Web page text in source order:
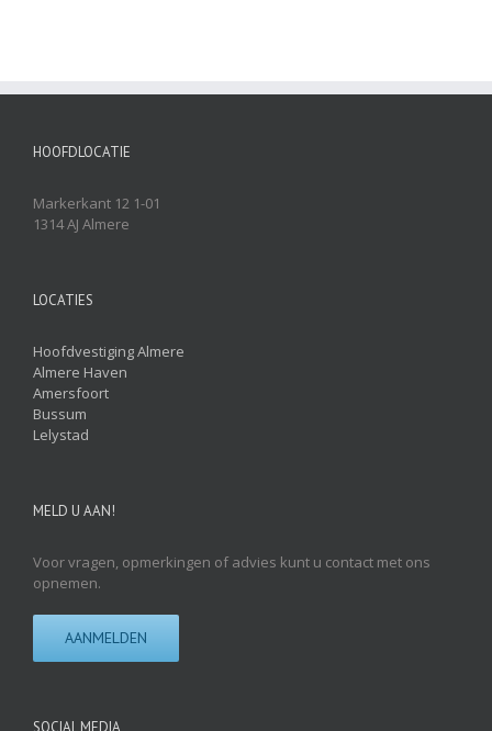
HOOFDLOCATIE
Markerkant 12 1-01
1314 AJ Almere
LOCATIES
Hoofdvestiging Almere
Almere Haven
Amersfoort
Bussum
Lelystad
MELD U AAN!
Voor vragen, opmerkingen of advies kunt u contact met ons
opnemen.
AANMELDEN
SOCIAL MEDIA